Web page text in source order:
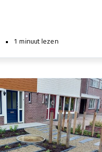
• 1 minuut lezen